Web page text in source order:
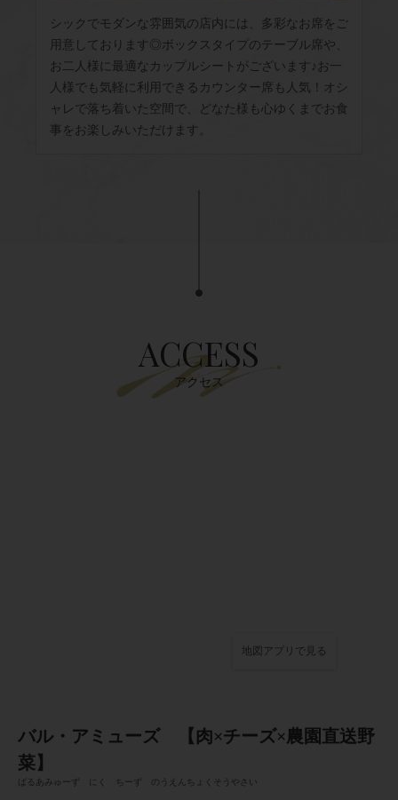
シックでモダンな雰囲気の店内には、多彩なお席をご
用意しております◎ボックスタイプのテーブル席や、
お二人様に最適なカップルシートがございます♪お一
人様でも気軽に利用できるカウンター席も人気！オシ
ャレで落ち着いた空間で、どなた様も心ゆくまでお食
事をお楽しみいただけます。
ACCESS
アクセス
地図アプリで見る
バル・アミューズ 【肉×チーズ×農園直送野
菜】
ばるあみゅーず にく ちーず のうえんちょくそうやさい